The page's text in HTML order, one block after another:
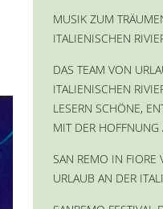
MUSIK ZUM
ITALIENISCHEN
DAS TEAM VON
ITALIENISCHEN
LESERN SCHÖNE,
MIT DER HOFFNUNG
SAN REMO IN
URLAUB AN DER